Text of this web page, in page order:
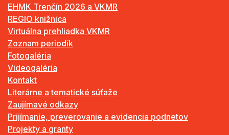
EHMK Trenčín 2026 a VKMR
REGIO knižnica
Virtuálna prehliadka VKMR
Zoznam periodík
Fotogaléria
Videogaléria
Kontakt
Literárne a tematické súťaže
Zaujímavé odkazy
Prijímanie, preverovanie a evidencia podnetov
Projekty a granty